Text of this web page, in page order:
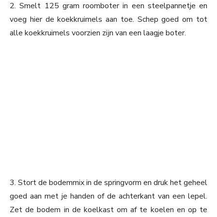
2. Smelt 125 gram roomboter in een steelpannetje en
voeg hier de koekkruimels aan toe. Schep goed om tot
alle koekkruimels voorzien zijn van een laagje boter.
3. Stort de bodemmix in de springvorm en druk het geheel
goed aan met je handen of de achterkant van een lepel.
Zet de bodem in de koelkast om af te koelen en op te